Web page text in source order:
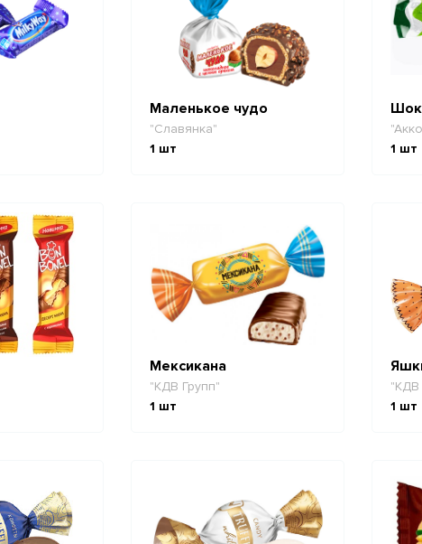
Маленькое чудо
"Славянка"
1 шт
1 шт
Мексикана
"КДВ Групп"
1 шт
"КДВ
1 шт